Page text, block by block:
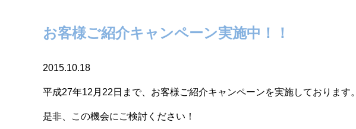
お客様ご紹介キャンペーン実施中！！
2015.10.18
平成27年12月22日まで、お客様ご紹介キャンペーンを実施しております。
是非、この機会にご検討ください！